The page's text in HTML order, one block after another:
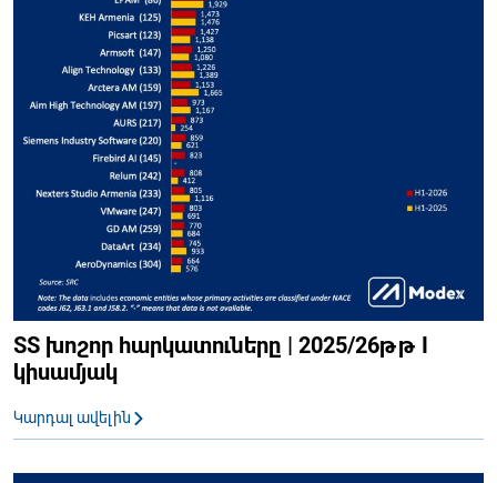
ՏՏ խոշոր հարկատուները | 2025/26թթ I
կիսամյակ
Կարդալ ավելին